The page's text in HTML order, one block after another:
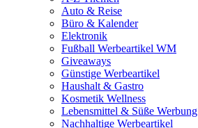
Auto & Reise
Büro & Kalender
Elektronik
Fußball Werbeartikel WM
Giveaways
Günstige Werbeartikel
Haushalt & Gastro
Kosmetik Wellness
Lebensmittel & Süße Werbung
Nachhaltige Werbeartikel